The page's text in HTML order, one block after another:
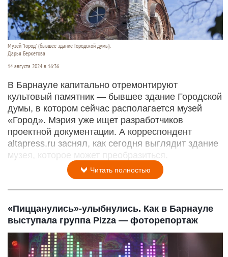
Музей "Город" (бывшее здание Городской думы).
Дарья Беркетова
14 августа 2024 в 16:36
В Барнауле капитально отремонтируют
культовый памятник — бывшее здание Городской
думы, в котором сейчас располагается музей
«Город». Мэрия уже ищет разработчиков
проектной документации. А корреспондент
altapress.ru заснял, как сегодня выглядит здание
музея, которое может преобразиться.
Читать полностью
«Пиццанулись»-улыбнулись. Как в Барнауле
выступала группа Pizza — фоторепортаж